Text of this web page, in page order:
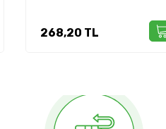
268,20 TL